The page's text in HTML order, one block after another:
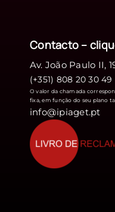
Contacto –
Av. João Paulo II,
(+351) 808 20 30 49
O valor da chamada
fixa, em função do seu plano
info@ipiaget.pt